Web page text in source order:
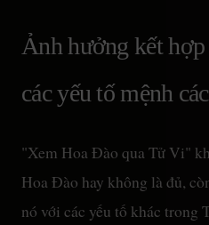
Ảnh hưởng kết
các yếu tố mệnh
"Xem Hoa Đào qua Tử Vi"
Hoa Đào hay không là đủ,
nó với các yếu tố khác trong